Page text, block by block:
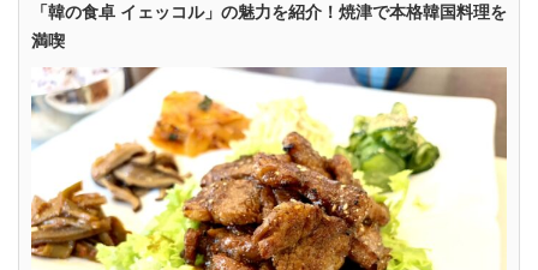
「韓の食卓 イェッコル」の魅力を紹介！焼津で本格韓国料理を
満喫